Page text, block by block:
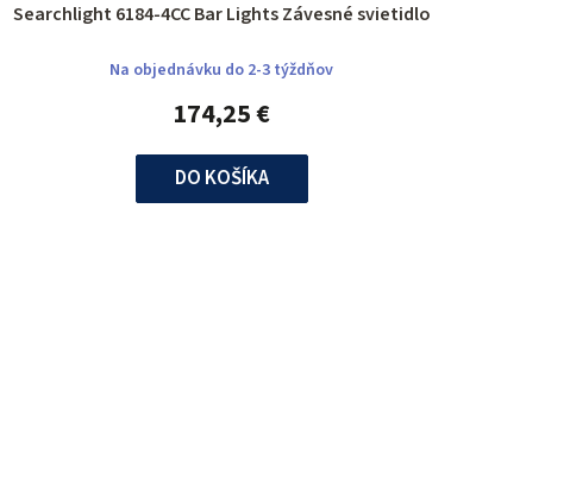
Searchlight 6184-4CC Bar Lights Závesné svietidlo
Na objednávku do 2-3 týždňov
174,25 €
DO KOŠÍKA